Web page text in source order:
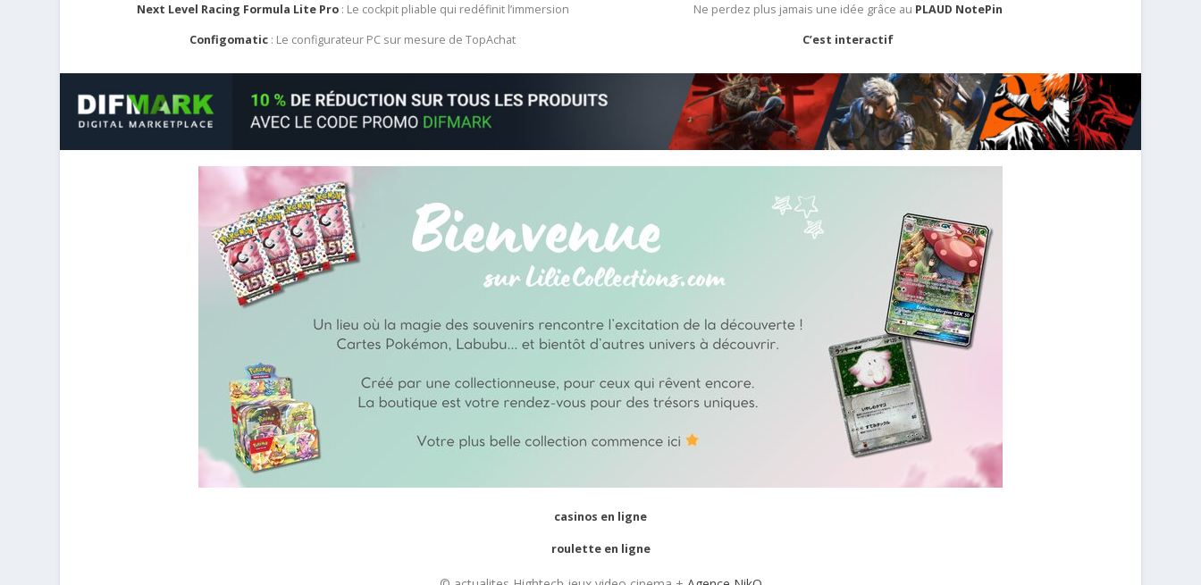
Next Level Racing Formula Lite Pro: Le cockpit pliable qui redéfinit l’immersion
Configomatic : Le configurateur PC sur mesure de TopAchat
Ne perdez plus jamais une idée grâce au PLAUD NotePin
C’est interactif
casinos en ligne
roulette en ligne